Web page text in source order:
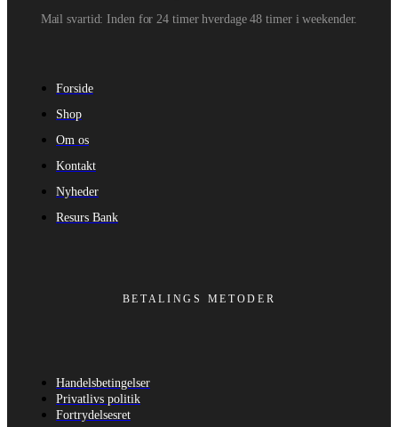
Mail svartid: Inden for 24 timer hverdage 48 timer i weekender.
Forside
Shop
Om os
Kontakt
Nyheder
Resurs Bank
BETALINGS METODER
Handelsbetingelser
Privatlivs politik
Fortrydelsesret